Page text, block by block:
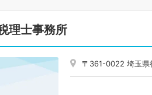
理士事務所
〒361-0022 埼玉県